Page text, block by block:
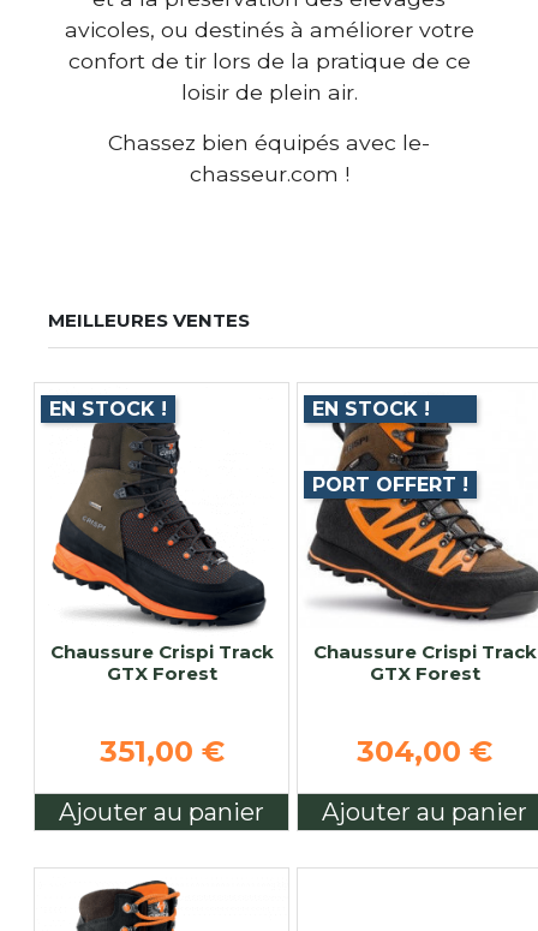
avicoles, ou destinés à améliorer votre
confort de tir lors de la pratique de ce
loisir de plein air.
Chassez bien équipés avec le-
chasseur.com !
MEILLEURES VENTES
Chaussure Crispi Track
GTX Forest
351,00 €
EN STOCK !
Ajouter au panier
Chaussure Crispi Track
GTX Forest
304,00 €
EN STOCK !
PORT OFFERT !
Ajouter au panier